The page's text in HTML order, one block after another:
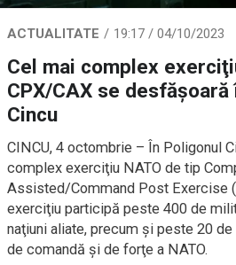
ACTUALITATE 19:17 / 04/10/2023
Cel mai complex
CPX/CAX se desfăşoară
Cincu
CINCU, 4 octombrie – În Poligonul
complex exerciţiu NATO de tip
Assisted/Command Post Exercise
exerciţiu participă peste 400 de
naţiuni aliate, precum şi peste 20
de comandă şi de forţe a NATO.